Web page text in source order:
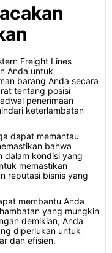
Freight Lines
Anda untuk
barang Anda secara
tentang posisi
penerimaan
keterlambatan
dapat memantau
bahwa
dalam kondisi yang
memastikan
reputasi bisnis yang
membantu Anda
yang mungkin
demikian, Anda
diperlukan untuk
dan efisien.